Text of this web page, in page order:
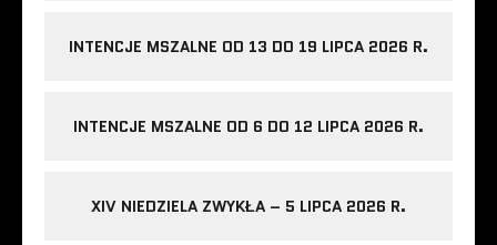
INTENCJE MSZALNE OD 13 DO 19 LIPCA 2026 R.
INTENCJE MSZALNE OD 6 DO 12 LIPCA 2026 R.
XIV NIEDZIELA ZWYKŁA – 5 LIPCA 2026 R.